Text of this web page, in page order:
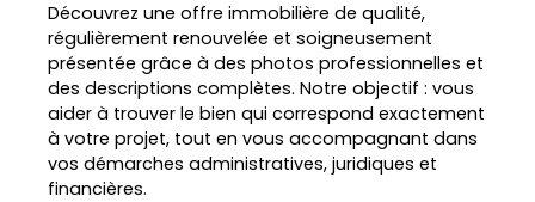
Découvrez une offre immobilière de qualité,
régulièrement renouvelée et soigneusement
présentée grâce à des photos professionnelles et
des descriptions complètes. Notre objectif : vous
aider à trouver le bien qui correspond exactement
à votre projet, tout en vous accompagnant dans
vos démarches administratives, juridiques et
financières.